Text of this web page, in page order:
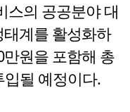
스의 공공분야 대
계를 활성화하
원을 포함해 총
입될 예정이다.